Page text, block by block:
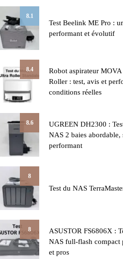
8.1
Test Beelink ME Pro :
performant et évolutif
8.4
Robot aspirateur
Roller : test, avis et
conditions réelles
8.6
UGREEN DH2300 :
NAS 2 baies abordable,
performant
8
Test du NAS
8
ASUSTOR FS6806X :
NAS full-flash compact
et pros